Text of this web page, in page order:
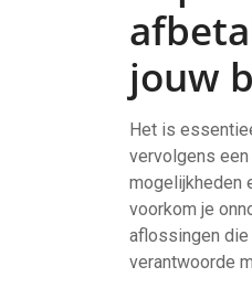
jouw
Het is
vervolgens
mogelijkheden
voorkom je
aflossingen die
verantwoorde